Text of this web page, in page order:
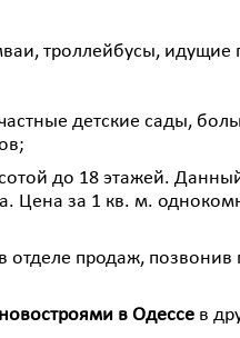
троллейбусы, идущие
детские сады,
до 18 этажей.
Цена за 1 кв. м.
продаж, позвонив
новостроями в Одессе в